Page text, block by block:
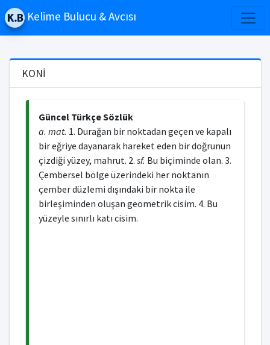
Kelime Bulucu & Avcısı
KONİ
Güncel Türkçe Sözlük
a. mat. 1. Durağan bir noktadan geçen ve kapalı
bir eğriye dayanarak hareket eden bir doğrunun
çizdiği yüzey, mahrut. 2. sf. Bu biçiminde olan. 3.
Çembersel bölge üzerindeki her noktanın
çember düzlemi dışındaki bir nokta ile
birleşiminden oluşan geometrik cisim. 4. Bu
yüzeyle sınırlı katı cisim.